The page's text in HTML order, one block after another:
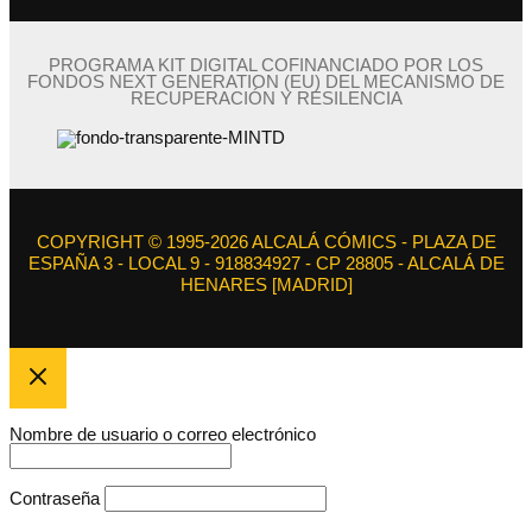
PROGRAMA KIT DIGITAL COFINANCIADO POR LOS
FONDOS NEXT GENERATION (EU) DEL MECANISMO DE
RECUPERACIÓN Y RESILENCIA
COPYRIGHT © 1995-2026 ALCALÁ CÓMICS - PLAZA DE
ESPAÑA 3 - LOCAL 9 - 918834927 - CP 28805 - ALCALÁ DE
HENARES [MADRID]
Nombre de usuario o correo electrónico
Contraseña